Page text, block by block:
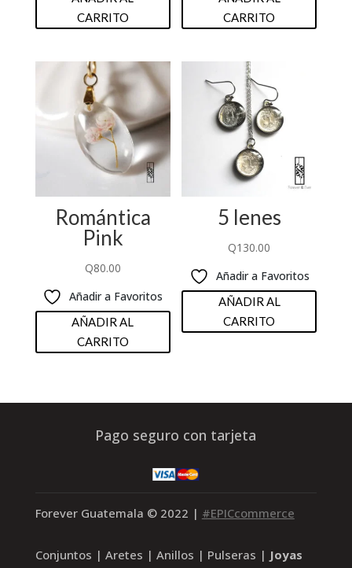
CARRITO
CARRITO
Romántica
Pink
Q80.00
Añadir a Favoritos
AÑADIR AL
CARRITO
5 lenes
Q130.00
Añadir a Favoritos
AÑADIR AL
CARRITO
Pago seguro con tarjeta
Forever Guatemala © 2022 | #EPICcommerce
Conjuntos | Aretes | Anillos | Pulseras | Joyas